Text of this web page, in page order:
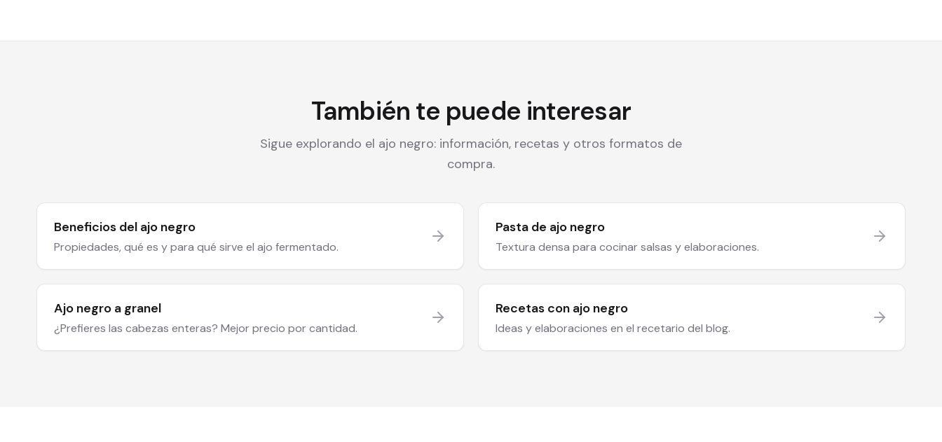
También te puede interesar
Sigue explorando el ajo negro: información, recetas y otros formatos de
compra.
Beneficios del ajo negro
Propiedades, qué es y para qué sirve el ajo fermentado.
Pasta de ajo negro
Textura densa para cocinar salsas y elaboraciones.
Ajo negro a granel
¿Prefieres las cabezas enteras? Mejor precio por cantidad.
Recetas con ajo negro
Ideas y elaboraciones en el recetario del blog.